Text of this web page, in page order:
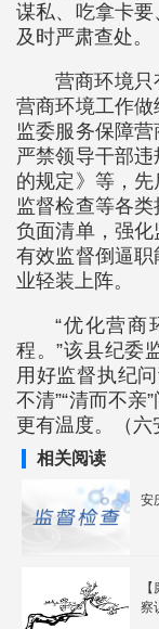
谋私、吃拿卡要
及时严肃查处。
营商环境
营商环境工作
监委服务保障
严禁领导干部
的规定》等，
监督检查等各
负面清单，强
有效监督倒逼
业轻装上阵。
“优化营商
程。”该县纪委
用好监督执纪
不清”“清而不亲
更有温度。（六
相关阅读
安
察